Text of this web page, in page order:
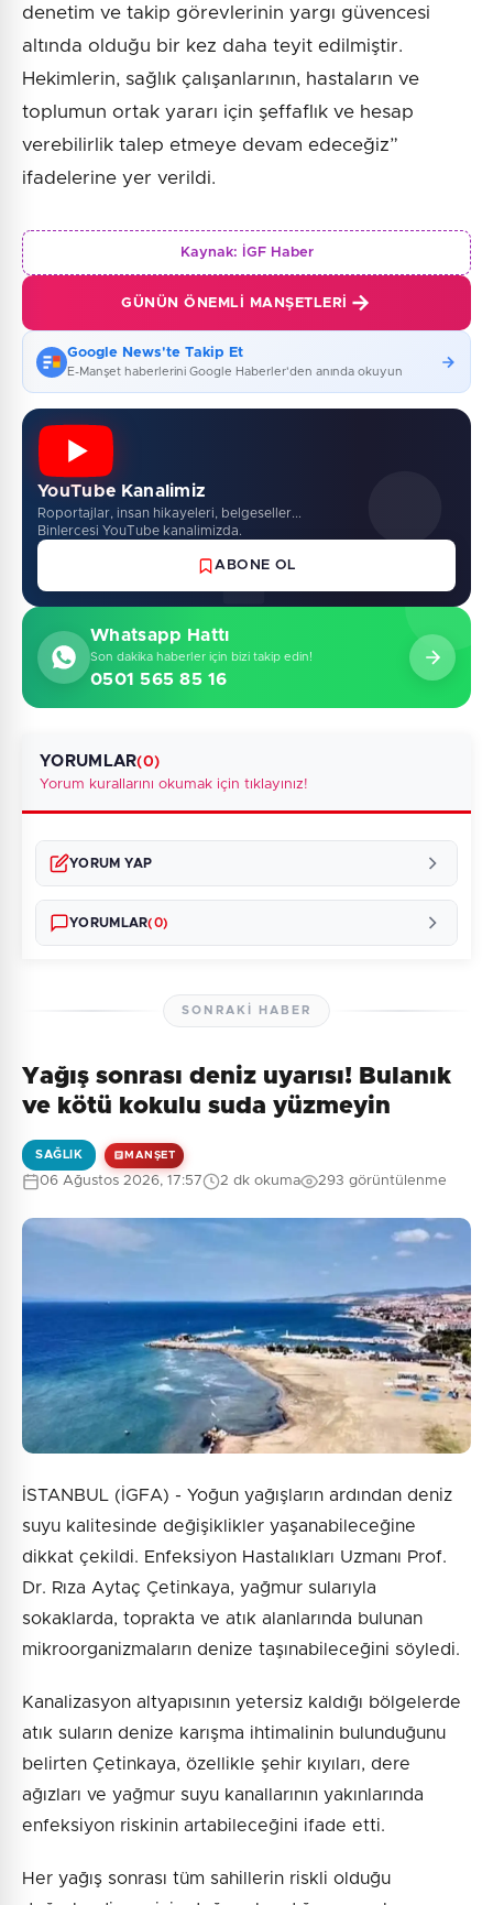
denetim ve takip görevlerinin yargı güvencesi
altında olduğu bir kez daha teyit edilmiştir.
Hekimlerin, sağlık çalışanlarının, hastaların ve
toplumun ortak yararı için şeffaflık ve hesap
verebilirlik talep etmeye devam edeceğiz”
ifadelerine yer verildi.
Kaynak: İGF Haber
GÜNÜN ÖNEMLI MANŞETLERI
Google News'te Takip Et
E-Manşet haberlerini Google Haberler'den anında okuyun
YouTube Kanalimiz
Roportajlar, insan hikayeleri, belgeseller...
Binlercesi YouTube kanalimizda.
ABONE OL
Whatsapp Hattı
Son dakika haberler için bizi takip edin!
0501 565 85 16
YORUMLAR(0)
Yorum kurallarını okumak için tıklayınız!
YORUM YAP
Güvenlik Sorusu:
2 + 2 = ?
Gönder
YORUMLAR(0)
Henüz yorum yapılmamış. İlk yorumu siz yapın!
SONRAKI HABER
Yağış sonrası deniz uyarısı! Bulanık
ve kötü kokulu suda yüzmeyin
SAĞLIK MANŞET
06 Ağustos 2026, 17:57 2 dk okuma 293 görüntülenme
İSTANBUL (İGFA) - Yoğun yağışların ardından deniz
suyu kalitesinde değişiklikler yaşanabileceğine
dikkat çekildi. Enfeksiyon Hastalıkları Uzmanı Prof.
Dr. Rıza Aytaç Çetinkaya, yağmur sularıyla
sokaklarda, toprakta ve atık alanlarında bulunan
mikroorganizmaların denize taşınabileceğini söyledi.
Kanalizasyon altyapısının yetersiz kaldığı bölgelerde
atık suların denize karışma ihtimalinin bulunduğunu
belirten Çetinkaya, özellikle şehir kıyıları, dere
ağızları ve yağmur suyu kanallarının yakınlarında
enfeksiyon riskinin artabileceğini ifade etti.
Her yağış sonrası tüm sahillerin riskli olduğu